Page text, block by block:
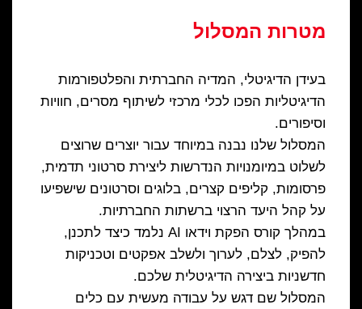
מטרות המסלול
בעידן הדיגיטלי, המדיה החברתית והפלטפורמות
הדיגיטליות הפכו לכלי מרכזי לשיתוף מסרים, חוויות
וסיפורים.
המסלול שלנו נבנה במיוחד עבור יוצרים שרוצים
לשלוט במיומנויות הנדרשות ליצירת סרטוני תדמית,
פרסומות, קליפים קצרים, בלוגים וסרטונים שישפיעו
על קהל היעד הרצוי ברשתות החברתיות.
במהלך קורס הפקת וידאו AI נלמד כיצד לתכנן,
להפיק, לצלם, לערוך ולשלב אפקטים וטכניקות
חדשניות ביצירה הדיגיטלית שלכם.
המסלול שם דגש על עבודה מעשית עם כלים